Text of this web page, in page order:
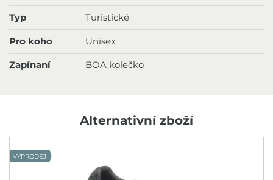
Typ Turistické
Pro koho Unisex
Zapínaní BOA kolečko
Alternativní zboží
VÝPRODEJ